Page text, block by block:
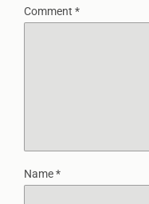
Comment *
Name*